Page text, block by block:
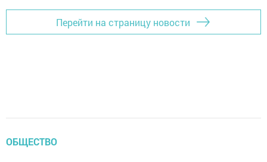
Перейти на страницу новости
ОБЩЕСТВО